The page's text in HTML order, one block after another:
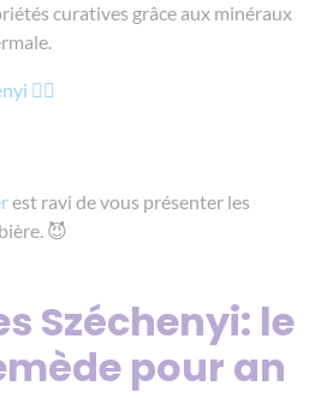
curatives grâce aux minéraux
🏊‍♂️
est ravi de vous présenter les
😈
Széchenyi: le
pour an